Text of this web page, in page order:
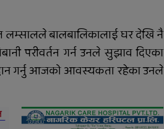
लम्सालले बालबालिकालाई घर देखि नै
परीवर्तन गर्न उनले सुझाव दिएका
गर्नु आजको आवस्यकता रहेका उनले